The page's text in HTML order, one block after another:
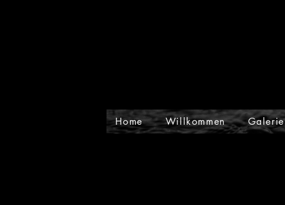
Home Willkommen Galerie